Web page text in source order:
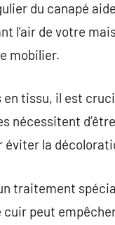
du canapé
l’air de votre
mobilier.
en tissu, il est
nécessitent
éviter la
traitement
peut